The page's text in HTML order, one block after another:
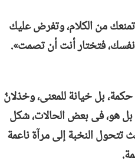
من الكلام، وتفرض عليك
فتختار أنت أن تصمت».
بل خيانة للمعنى، وخذلانٌ
هو، فى بعض الحالات، شكل
تتحول النخبة إلى مرآة ناعمة